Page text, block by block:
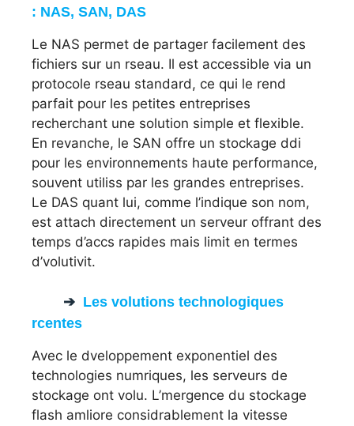
: NAS, SAN, DAS
Le NAS permet de partager facilement des
fichiers sur un rseau. Il est accessible via un
protocole rseau standard, ce qui le rend
parfait pour les petites entreprises
recherchant une solution simple et flexible.
En revanche, le SAN offre un stockage ddi
pour les environnements haute performance,
souvent utiliss par les grandes entreprises.
Le DAS quant lui, comme l’indique son nom,
est attach directement un serveur offrant des
temps d’accs rapides mais limit en termes
d’volutivit.
Les volutions technologiques
rcentes
Avec le dveloppement exponentiel des
technologies numriques, les serveurs de
stockage ont volu. L’mergence du stockage
flash amliore considrablement la vitesse